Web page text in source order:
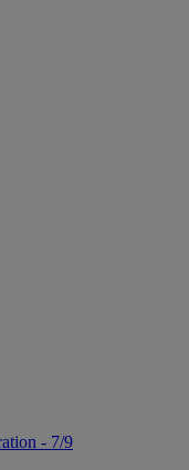
- 7/9